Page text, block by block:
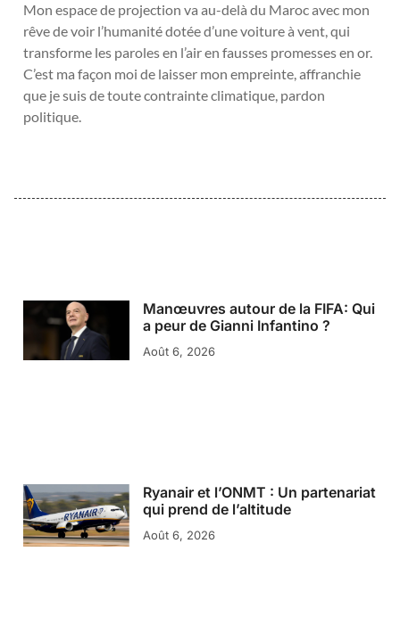
Mon espace de projection va au-delà du Maroc avec mon
rêve de voir l’humanité dotée d’une voiture à vent, qui
transforme les paroles en l’air en fausses promesses en or.
C’est ma façon moi de laisser mon empreinte, affranchie
que je suis de toute contrainte climatique, pardon
politique.
Manœuvres autour de la FIFA: Qui
a peur de Gianni Infantino ?
Août 6, 2026
Ryanair et l’ONMT : Un partenariat
qui prend de l’altitude
Août 6, 2026